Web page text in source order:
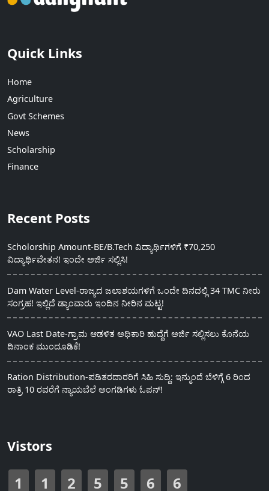
Quick Links
Home
Agriculture
Govt Schemes
News
Scholarship
Finance
Recent Posts
Scholorship Amount-BE/B.Tech ವಿದ್ಯಾರ್ಥಿಗಳಿಗೆ ₹70,250
ವಿದ್ಯಾರ್ಥಿವೇತನ! ಇಂದೇ ಅರ್ಜಿ ಸಲ್ಲಿಸಿ!
Dam Water Level-ರಾಜ್ಯದ ಜಲಾಶಯಗಳಿಗೆ ಒಂದೇ ದಿನದಲ್ಲಿ 34 TMC ನೀರು
ಸಂಗ್ರಹ! ಇಲ್ಲಿದೆ ಡ್ಯಾಂವಾರು ಇಂದಿನ ನೀರಿನ ಮಟ್ಟ!
VAO Last Date-ಗ್ರಾಮ ಆಡಳಿತ ಅಧಿಕಾರಿ ಹುದ್ದೆಗೆ ಅರ್ಜಿ ಸಲ್ಲಿಸಲು ಕೊನೆಯ
ದಿನಾಂಕ ಮುಂದೂಡಿಕೆ!
Ration Distribution-ಪಡಿತರದಾರರಿಗೆ ಸಿಹಿ ಸುದ್ದಿ: ಇನ್ಮುಂದೆ ಬೆಳಿಗ್ಗೆ 6 ರಿಂದ
ರಾತ್ರಿ 10 ರವರೆಗೆ ನ್ಯಾಯಬೆಲೆ ಅಂಗಡಿಗಳು ಓಪನ್!
Vistors
1 1 2 5 5 6 6